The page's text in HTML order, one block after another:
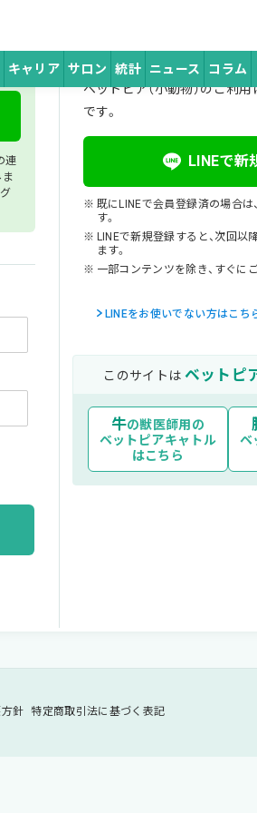
キャリア サロン 統計 ニュース コラム
連
はじめてご利用のお客様
ベットピア（小動物）のご利
です。
LINEで新
既にLINEで会員登録済の場合は
す。
LINEで新規登録すると、次回以
ます。
一部コンテンツを除き、すぐに
LINEをお使いでない方はこち
このサイトは ベットピ
牛の獣医師用の
ベットピアキャトル
はこちら
ベ
る、情報交換コミュニティ
針 特定商取引法に基づく表記